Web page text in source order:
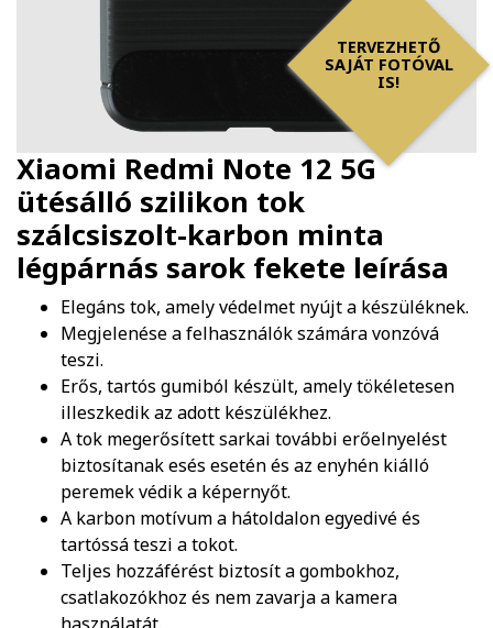
TERVEZHETŐ
SAJÁT FOTÓVAL
IS!
Xiaomi Redmi Note 12 5G
ütésálló szilikon tok
szálcsiszolt-karbon minta
légpárnás sarok fekete leírása
Elegáns tok, amely védelmet nyújt a készüléknek.
Megjelenése a felhasználók számára vonzóvá
teszi.
Erős, tartós gumiból készült, amely tökéletesen
illeszkedik az adott készülékhez.
A tok megerősített sarkai további erőelnyelést
biztosítanak esés esetén és az enyhén kiálló
peremek védik a képernyőt.
A karbon motívum a hátoldalon egyedivé és
tartóssá teszi a tokot.
Teljes hozzáférést biztosít a gombokhoz,
csatlakozókhoz és nem zavarja a kamera